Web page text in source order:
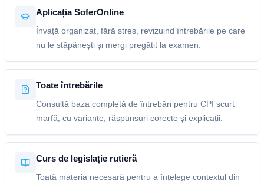
Aplicația SoferOnline
Învață organizat, fără stres, revizuind întrebările pe care
nu le stăpânești și mergi pregătit la examen.
Toate întrebările
Consultă baza completă de întrebări pentru CPI scurt
marfă, cu variante, răspunsuri corecte și explicații.
Curs de legislație rutieră
Toată materia necesară pentru a înțelege contextul din